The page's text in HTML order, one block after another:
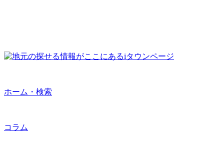
ホーム・検索
コラム